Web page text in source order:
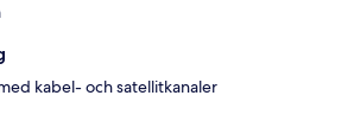
kabel- och satellitkanaler